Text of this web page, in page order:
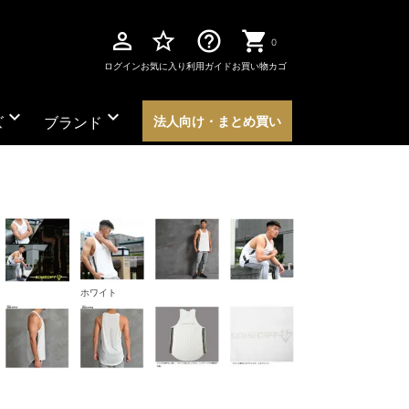
perm_identity
ログイン
star_border
お気に入り
help_outline
利用ガイド
0
お買い物カゴ
expand_more ブランド expand_more 法人向け・まとめ買い
ホワイト